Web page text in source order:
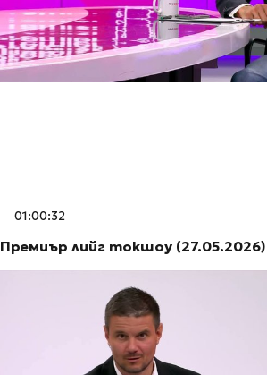
01:00:32
Премиър лийг токшоу (27.05.2026)